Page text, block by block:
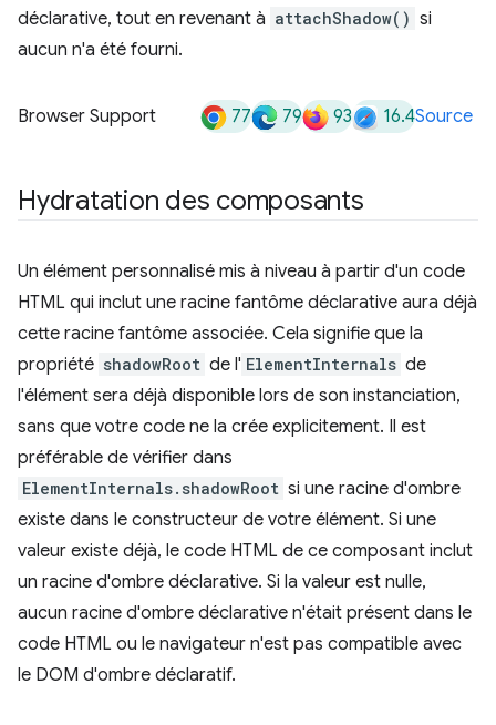
déclarative, tout en revenant à attachShadow() si
aucun n'a été fourni.
Browser Support 77 79 93 16.4Source
Hydratation des composants
Un élément personnalisé mis à niveau à partir d'un code
HTML qui inclut une racine fantôme déclarative aura déjà
cette racine fantôme associée. Cela signifie que la
propriété shadowRoot de l' ElementInternals de
l'élément sera déjà disponible lors de son instanciation,
sans que votre code ne la crée explicitement. Il est
préférable de vérifier dans
ElementInternals.shadowRoot si une racine d'ombre
existe dans le constructeur de votre élément. Si une
valeur existe déjà, le code HTML de ce composant inclut
un racine d'ombre déclarative. Si la valeur est nulle,
aucun racine d'ombre déclarative n'était présent dans le
code HTML ou le navigateur n'est pas compatible avec
le DOM d'ombre déclaratif.